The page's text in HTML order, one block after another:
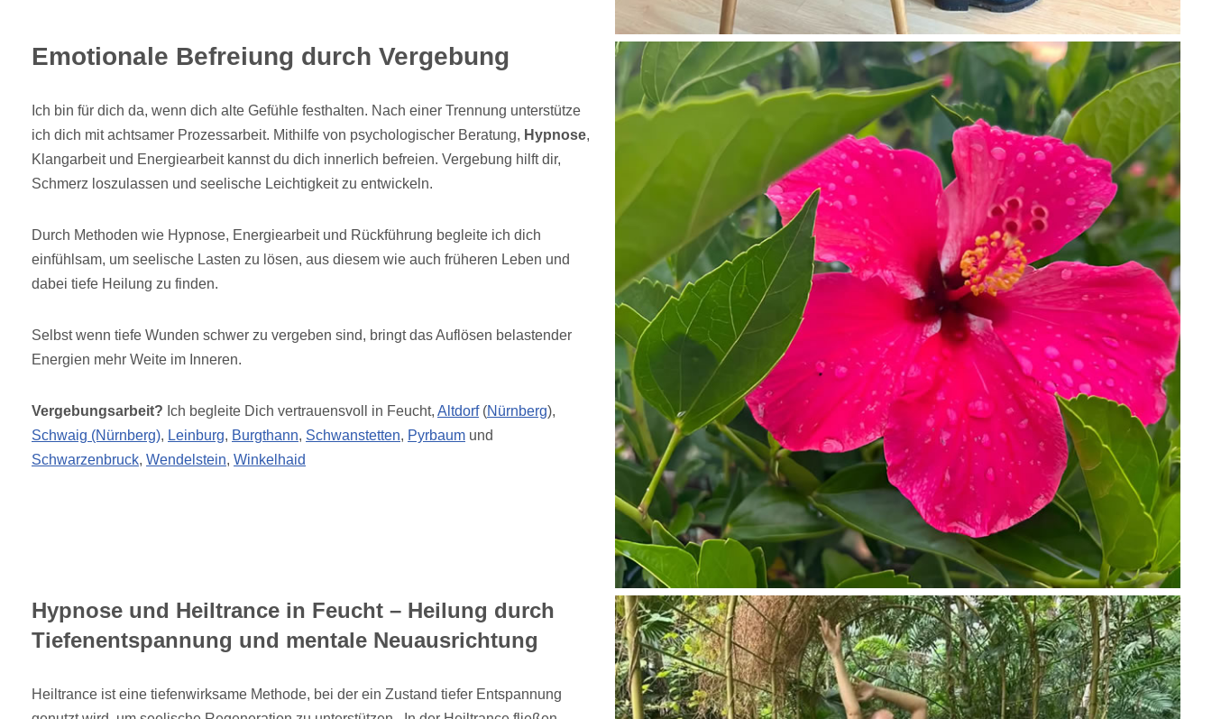
Emotionale Befreiung durch Vergebung
Ich bin für dich da, wenn dich alte Gefühle festhalten. Nach einer Trennung unterstütze
ich dich mit achtsamer Prozessarbeit. Mithilfe von psychologischer Beratung, Hypnose,
Klangarbeit und Energiearbeit kannst du dich innerlich befreien. Vergebung hilft dir,
Schmerz loszulassen und seelische Leichtigkeit zu entwickeln.
Durch Methoden wie Hypnose, Energiearbeit und Rückführung begleite ich dich
einfühlsam, um seelische Lasten zu lösen, aus diesem wie auch früheren Leben und
dabei tiefe Heilung zu finden.
Selbst wenn tiefe Wunden schwer zu vergeben sind, bringt das Auflösen belastender
Energien mehr Weite im Inneren.
Vergebungsarbeit? Ich begleite Dich vertrauensvoll in Feucht, Altdorf(Nürnberg),
Schwaig (Nürnberg), Leinburg, Burgthann, Schwanstetten, Pyrbaum und
Schwarzenbruck, Wendelstein, Winkelhaid
Hypnose und Heiltrance in Feucht – Heilung durch
Tiefenentspannung und mentale Neuausrichtung
Heiltrance ist eine tiefenwirksame Methode, bei der ein Zustand tiefer Entspannung